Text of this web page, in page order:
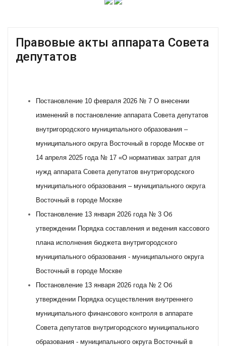
Правовые акты аппарата Совета
депутатов
Постановление 10 февраля 2026 № 7 О внесении
изменений в постановление аппарата Совета депутатов
внутригородского муниципального образования –
муниципального округа Восточный в городе Москве от
14 апреля 2025 года № 17 «О нормативах затрат для
нужд аппарата Совета депутатов внутригородского
муниципального образования – муниципального округа
Восточный в городе Москве
Постановление 13 января 2026 года № 3 Об
утверждении Порядка составления и ведения кассового
плана исполнения бюджета внутригородского
муниципального образования - муниципального округа
Восточный в городе Москве
Постановление 13 января 2026 года № 2 Об
утверждении Порядка осуществления внутреннего
муниципального финансового контроля в аппарате
Совета депутатов внутригородского муниципального
образования - муниципального округа Восточный в